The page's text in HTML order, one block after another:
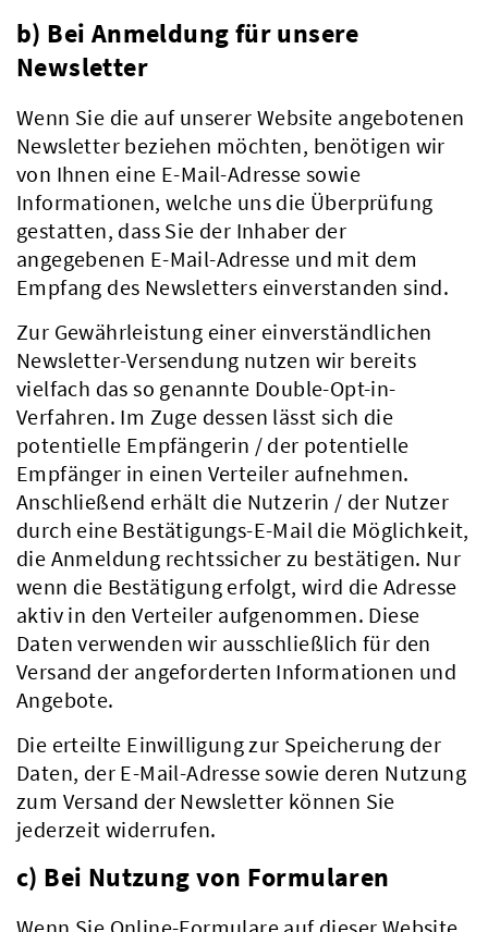
Aktuelles
b) Bei Anmeldung für unsere
Newsletter
Wenn Sie die auf unserer Website angebotenen
Newsletter beziehen möchten, benötigen wir
von Ihnen eine E-Mail-Adresse sowie
Informationen, welche uns die Überprüfung
gestatten, dass Sie der Inhaber der
angegebenen E-Mail-Adresse und mit dem
Empfang des Newsletters einverstanden sind.
Zur Gewährleistung einer einverständlichen
Newsletter-Versendung nutzen wir bereits
vielfach das so genannte Double-Opt-in-
Verfahren. Im Zuge dessen lässt sich die
potentielle Empfängerin / der potentielle
Empfänger in einen Verteiler aufnehmen.
Anschließend erhält die Nutzerin / der Nutzer
durch eine Bestätigungs-E-Mail die Möglichkeit,
die Anmeldung rechtssicher zu bestätigen. Nur
wenn die Bestätigung erfolgt, wird die Adresse
aktiv in den Verteiler aufgenommen. Diese
Daten verwenden wir ausschließlich für den
Versand der angeforderten Informationen und
Angebote.
Die erteilte Einwilligung zur Speicherung der
Daten, der E-Mail-Adresse sowie deren Nutzung
zum Versand der Newsletter können Sie
jederzeit widerrufen.
c) Bei Nutzung von Formularen